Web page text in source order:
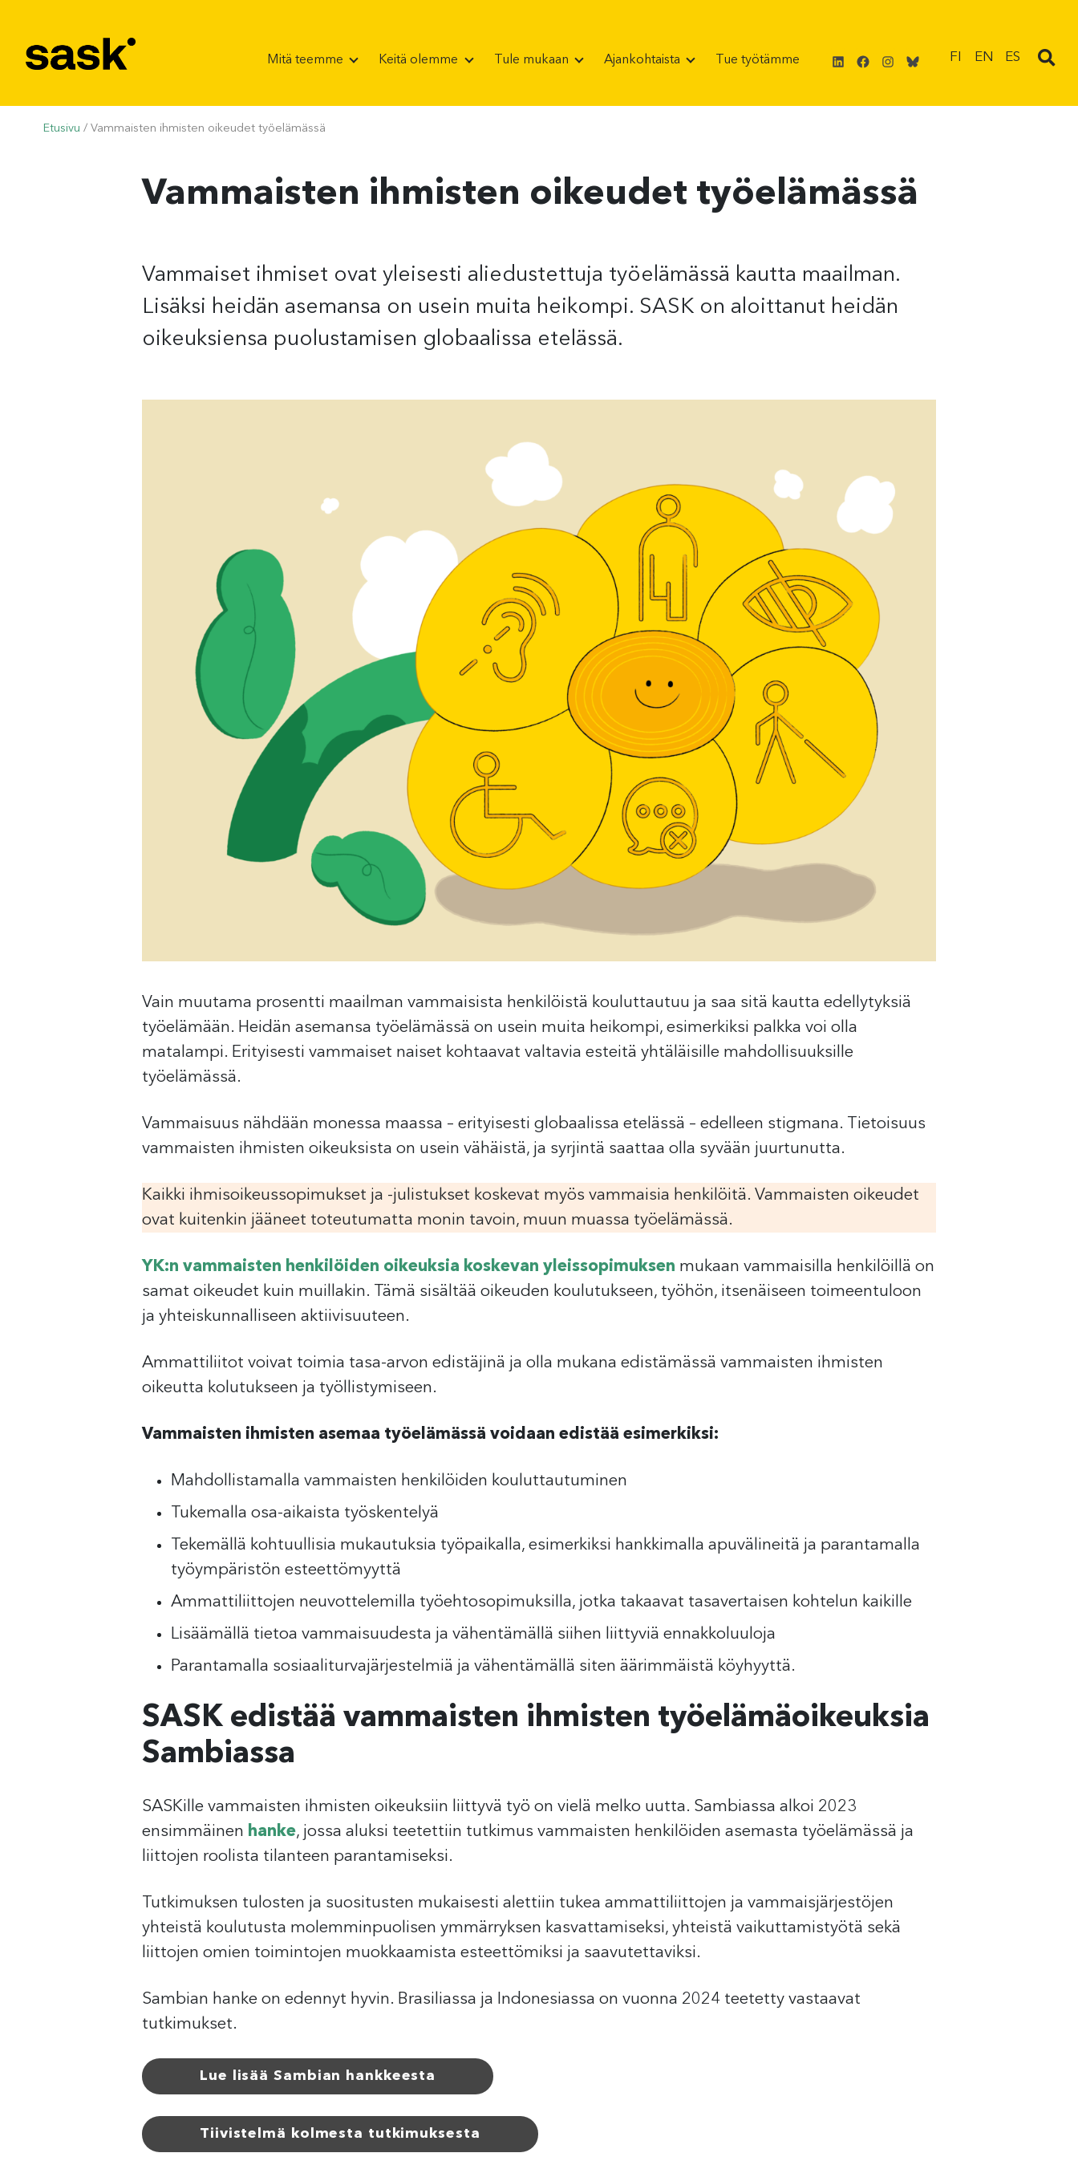
Mitä teemme Keitä olemme Tule mukaan Ajankohtaista Tue työtämme LinkedIn
Facebook
Instagram
Bluesky
FI EN ES
Etusivu / Vammaisten ihmisten oikeudet työelämässä
Vammaisten ihmisten oikeudet työelämässä
Vammaiset ihmiset ovat yleisesti aliedustettuja työelämässä kautta maailman.
Lisäksi heidän asemansa on usein muita heikompi. SASK on aloittanut heidän
oikeuksiensa puolustamisen globaalissa etelässä.
Vain muutama prosentti maailman vammaisista henkilöistä kouluttautuu ja saa sitä kautta edellytyksiä
työelämään. Heidän asemansa työelämässä on usein muita heikompi, esimerkiksi palkka voi olla
matalampi. Erityisesti vammaiset naiset kohtaavat valtavia esteitä yhtäläisille mahdollisuuksille
työelämässä.
Vammaisuus nähdään monessa maassa – erityisesti globaalissa etelässä – edelleen stigmana. Tietoisuus
vammaisten ihmisten oikeuksista on usein vähäistä, ja syrjintä saattaa olla syvään juurtunutta.
Kaikki ihmisoikeussopimukset ja -julistukset koskevat myös vammaisia henkilöitä. Vammaisten oikeudet
ovat kuitenkin jääneet toteutumatta monin tavoin, muun muassa työelämässä.
YK:n vammaisten henkilöiden oikeuksia koskevan yleissopimuksen mukaan vammaisilla henkilöillä on
samat oikeudet kuin muillakin. Tämä sisältää oikeuden koulutukseen, työhön, itsenäiseen toimeentuloon
ja yhteiskunnalliseen aktiivisuuteen.
Ammattiliitot voivat toimia tasa-arvon edistäjinä ja olla mukana edistämässä vammaisten ihmisten
oikeutta kolutukseen ja työllistymiseen.
Vammaisten ihmisten asemaa työelämässä voidaan edistää esimerkiksi:
Mahdollistamalla vammaisten henkilöiden kouluttautuminen
Tukemalla osa-aikaista työskentelyä
Tekemällä kohtuullisia mukautuksia työpaikalla, esimerkiksi hankkimalla apuvälineitä ja parantamalla
työympäristön esteettömyyttä
Ammattiliittojen neuvottelemilla työehtosopimuksilla, jotka takaavat tasavertaisen kohtelun kaikille
Lisäämällä tietoa vammaisuudesta ja vähentämällä siihen liittyviä ennakkoluuloja
Parantamalla sosiaaliturvajärjestelmiä ja vähentämällä siten äärimmäistä köyhyyttä.
SASK edistää vammaisten ihmisten työelämäoikeuksia
Sambiassa
SASKille vammaisten ihmisten oikeuksiin liittyvä työ on vielä melko uutta. Sambiassa alkoi 2023
ensimmäinen hanke, jossa aluksi teetettiin tutkimus vammaisten henkilöiden asemasta työelämässä ja
liittojen roolista tilanteen parantamiseksi.
Tutkimuksen tulosten ja suositusten mukaisesti alettiin tukea ammattiliittojen ja vammaisjärjestöjen
yhteistä koulutusta molemminpuolisen ymmärryksen kasvattamiseksi, yhteistä vaikuttamistyötä sekä
liittojen omien toimintojen muokkaamista esteettömiksi ja saavutettaviksi.
Sambian hanke on edennyt hyvin. Brasiliassa ja Indonesiassa on vuonna 2024 teetetty vastaavat
tutkimukset.
Lue lisää Sambian hankkeesta
Tiivistelmä kolmesta tutkimuksesta